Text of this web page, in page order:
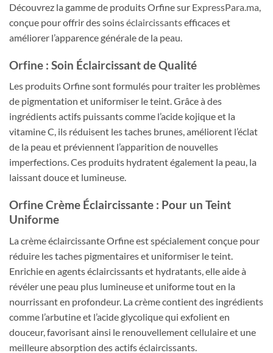
Découvrez la gamme de produits Orfine sur ExpressPara.ma
conçue pour offrir des soinséclaircissantsefficaces et
améliorer l’apparence générale de la peau.
Orfine : Soin Éclaircissant de Qualité
Les produits Orfine sont formulés pour traiter les problèmes
de pigmentation et uniformiser le teint. Grâce à des
ingrédients actifs puissants comme l’acide kojique et la
vitamine C, ils réduisent les taches brunes, améliorent l’éclat
de la peau et préviennent l’apparition de nouvelles
imperfections. Ces produits hydratent également la peau, la
laissant douce et lumineuse.
Orfine Crème Éclaircissante : Pour un Teint
Uniforme
La crème éclaircissante Orfine est spécialement conçue pour
réduire les taches pigmentaires et uniformiser le teint.
Enrichie en agents éclaircissants et hydratants, elle aide à
révéler une peau plus lumineuse et uniforme tout en la
nourrissant en profondeur. La crème contient des ingrédients
comme l’arbutine et l’acide glycolique qui exfolient en
douceur, favorisant ainsi le renouvellement cellulaire et une
meilleure absorption des actifs éclaircissants.